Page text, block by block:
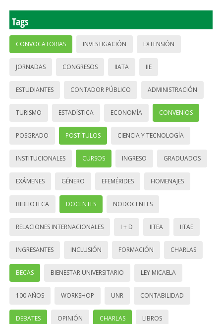
Tags
CONVOCATORIAS INVESTIGACIÓN EXTENSIÓN
JORNADAS CONGRESOS IIATA IIE
ESTUDIANTES CONTADOR PÚBLICO ADMINISTRACIÓN
TURISMO ESTADÍSTICA ECONOMÍA CONVENIOS
POSGRADO POSTÍTULOS CIENCIA Y TECNOLOGÍA
INSTITUCIONALES CURSOS INGRESO GRADUADOS
EXÁMENES GÉNERO EFEMÉRIDES HOMENAJES
BIBLIOTECA DOCENTES NODOCENTES
RELACIONES INTERNACIONALES I + D IITEA IITAE
INGRESANTES INCLUSIÓN FORMACIÓN CHARLAS
BECAS BIENESTAR UNIVERSITARIO LEY MICAELA
100 AÑOS WORKSHOP UNR CONTABILIDAD
DEBATES OPINIÓN CHARLAS LIBROS